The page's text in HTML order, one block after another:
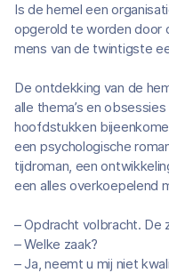
Is de hemel een
opgerold te worden door
mens van de twintigste
De ontdekking van de
alle thema’s en
hoofdstukken
een psychologische
tijdroman, een
een alles overkoepelend
– Opdracht volbracht. De
– Welke zaak?
– Ja, neemt u mij niet